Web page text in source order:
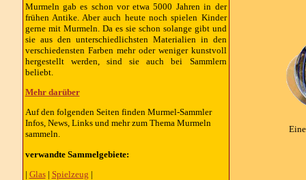
Murmeln gab es schon vor etwa 5000 Jahren in der
frühen Antike. Aber auch heute noch spielen Kinder
gerne mit Murmeln. Da es sie schon solange gibt und
sie aus den unterschiedlichsten Materialien in den
verschiedensten Farben mehr oder weniger kunstvoll
hergestellt werden, sind sie auch bei Sammlern
beliebt.
Mehr darüber
Auf den folgenden Seiten finden Murmel-Sammler
Infos, News, Links und mehr zum Thema Murmeln
sammeln.
verwandte Sammelgebiete:
| Glas| Spielzeug |